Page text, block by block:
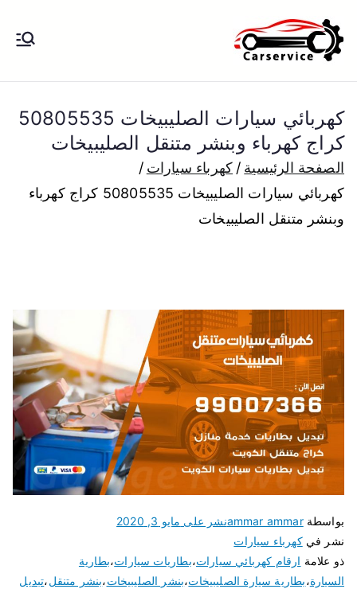
إلى
المحتوى
الكويت
بنشر متنقل الكويت كهرباء وبنشر تبديل
بارخص الاسعار
كهربائي سيارات الصليبيخات 50805535
كراج كهرباء وبنشر متنقل الصليبيخات
الصفحة الرئيسية
كهرباء سيارات
كهربائي سيارات الصليبيخات 50805535 كراج كهرباء
وبنشر متنقل الصليبيخات
بواسطةammar ammarنشر على مايو 3, 2020
نشر فيكهرباء سيارات
ذو علامة ارقام كهربائي سيارات،بطاريات سيارات،بطارية
السيارة،بطارية سيارة الصليبيخات،بنشر الصليبيخات،بنشر متنقل،تبديل